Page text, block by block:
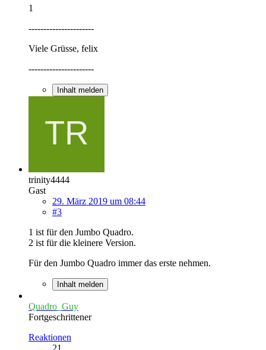
1
----------------------
Viele Grüsse, felix
----------------------
Inhalt melden
trinity4444
Gast
29. März 2019 um 08:44
#3
1 ist für den Jumbo Quadro.
2 ist für die kleinere Version.
Für den Jumbo Quadro immer das erste nehmen.
Inhalt melden
Quadro_Guy
Fortgeschrittener
Reaktionen
21